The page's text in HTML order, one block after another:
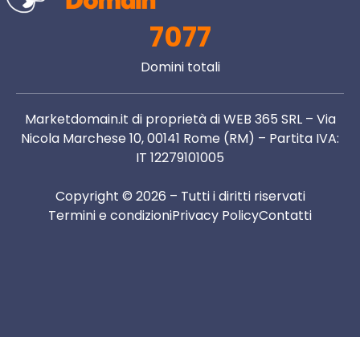
7077
Domini totali
Marketdomain.it di proprietà di WEB 365 SRL – Via
Nicola Marchese 10, 00141 Rome (RM) – Partita IVA:
IT 12279101005
Copyright © 2026 – Tutti i diritti riservati
Termini e condizioniPrivacy PolicyContatti